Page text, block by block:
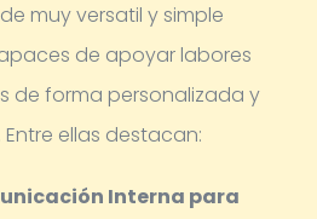
muy versatil y simple
de apoyar labores
de forma personalizada y
Entre ellas destacan:
Interna para